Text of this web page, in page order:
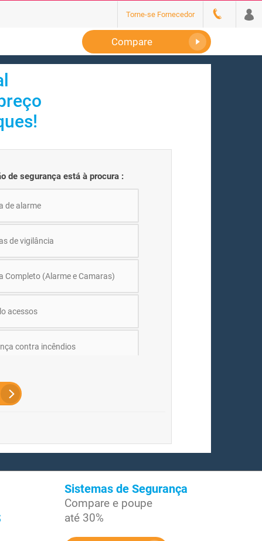
Torne-se Fornecedor
Compare
de segurança está à procura :
de alarme
de vigilância
Completo (Alarme e Camaras)
acessos
contra incêndios
Sistemas de Segurança
Compare e poupe
até 30%